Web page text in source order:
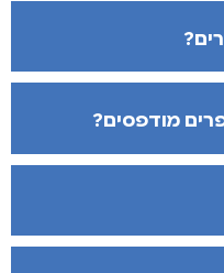
מודפסים?